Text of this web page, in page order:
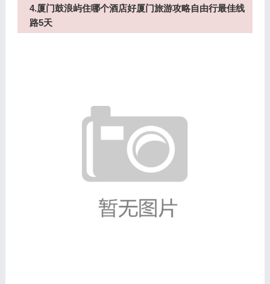
4.厦门鼓浪屿住哪个酒店好厦门旅游攻略自由行最佳线
路5天